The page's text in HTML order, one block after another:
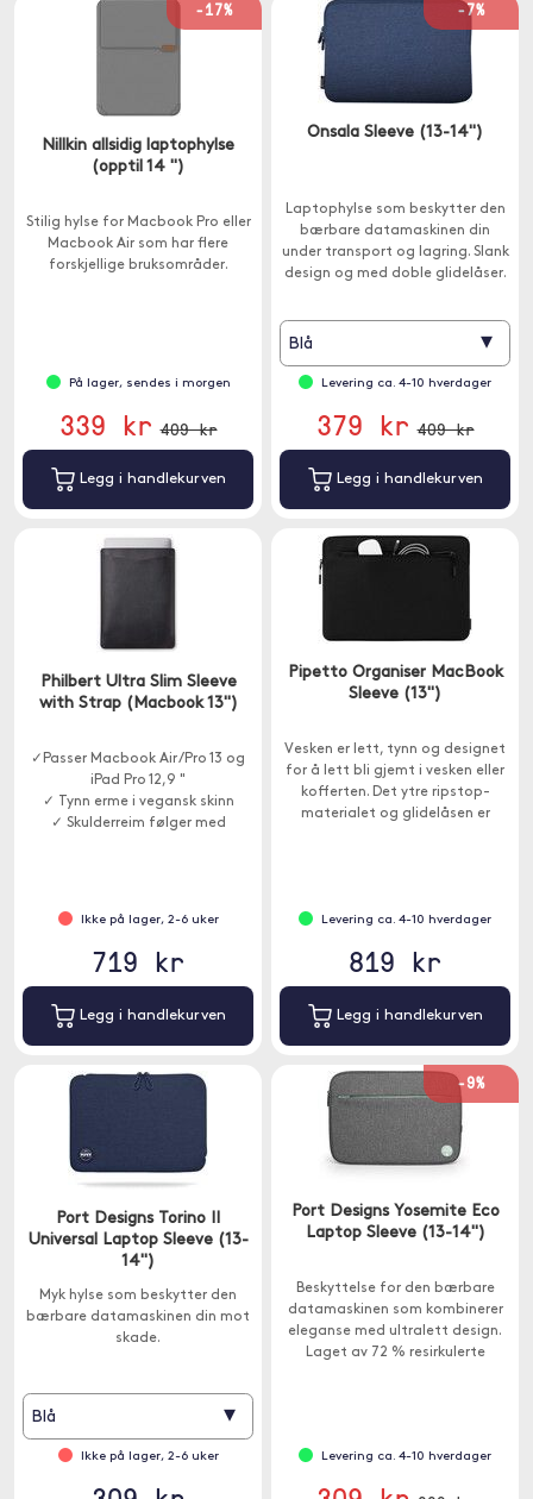
-17%
Nillkin allsidig laptophylse
(opptil 14 ")
Stilig hylse for Macbook Pro eller
Macbook Air som har flere
forskjellige bruksområder.
På lager, sendes i morgen
339 kr 409 kr
Legg i handlekurven
-7%
Onsala Sleeve (13-14")
Laptophylse som beskytter den
bærbare datamaskinen din
under transport og lagring. Slank
design og med doble glidelåser.
Blå ▾
Levering ca. 4-10 hverdager
379 kr 409 kr
Legg i handlekurven
Philbert Ultra Slim Sleeve
with Strap (Macbook 13")
✓Passer Macbook Air /Pro 13 og
iPad Pro 12,9 "
✓ Tynn erme i vegansk skinn
✓ Skulderreim følger med
Ikke på lager, 2-6 uker
719 kr
Legg i handlekurven
Pipetto Organiser MacBook
Sleeve (13")
Vesken er lett, tynn og designet
for å lett bli gjemt i vesken eller
kofferten. Det ytre ripstop-
materialet og glidelåsen er
Levering ca. 4-10 hverdager
819 kr
Legg i handlekurven
Port Designs Torino II
Universal Laptop Sleeve (13-
14")
Myk hylse som beskytter den
bærbare datamaskinen din mot
skade.
Blå ▾
Ikke på lager, 2-6 uker
-9%
Port Designs Yosemite Eco
Laptop Sleeve (13-14")
Beskyttelse for den bærbare
datamaskinen som kombinerer
eleganse med ultralett design.
Laget av 72 % resirkulerte
Levering ca. 4-10 hverdager